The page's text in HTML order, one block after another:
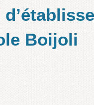
Boijoli